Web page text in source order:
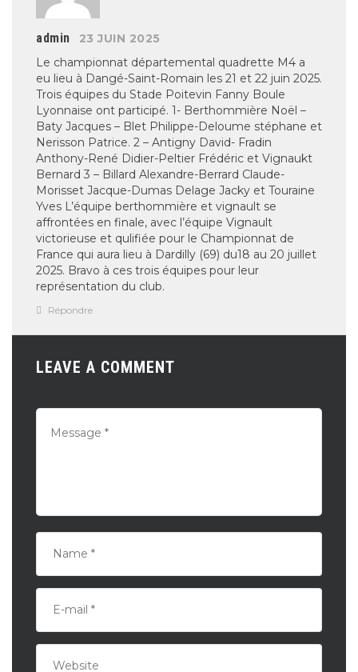
admin
23 JUIN 2025
Le championnat départemental quadrette M4 a
eu lieu à Dangé-Saint-Romain les 21 et 22 juin 2025.
Trois équipes du Stade Poitevin Fanny Boule
Lyonnaise ont participé. 1- Berthommière Noël –
Baty Jacques – Blet Philippe-Deloume stéphane et
Nerisson Patrice. 2 – Antigny David- Fradin
Anthony-René Didier-Peltier Frédéric et Vignaukt
Bernard 3 – Billard Alexandre-Berrard Claude-
Morisset Jacque-Dumas Delage Jacky et Touraine
Yves L’équipe berthommière et vignault se
affrontées en finale, avec l’équipe Vignault
victorieuse et qulifiée pour le Championnat de
France qui aura lieu à Dardilly (69) du18 au 20 juillet
2025. Bravo à ces trois équipes pour leur
représentation du club.
Répondre
LEAVE A COMMENT